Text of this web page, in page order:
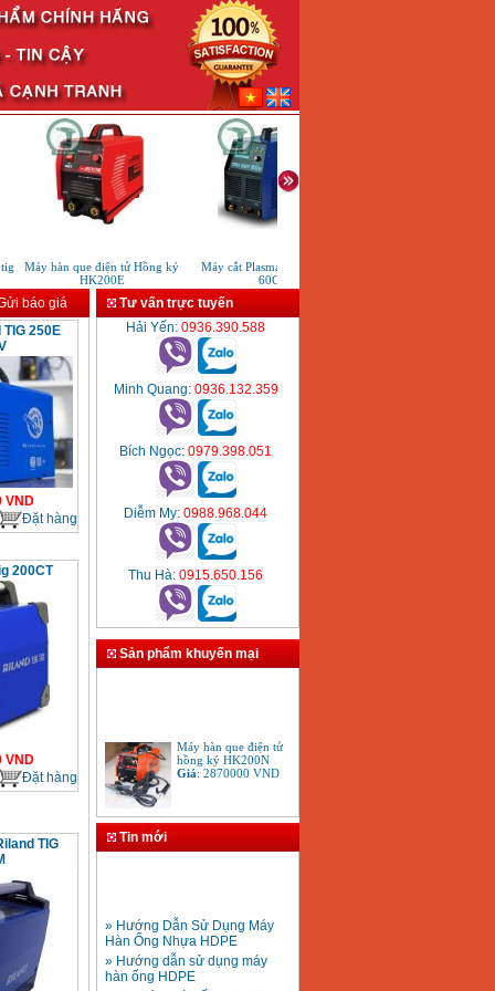
Máy hàn que điện tử Hồng ký
HK200E
Máy cắt Plasma Riland CUT
60CT
báo giá
250E
VND
Đặt hàng
200CT
VND
Đặt hàng
TIG
Tư vấn trực tuyến
Hải Yến: 0936.390.588
Minh Quang: 0936.132.359
Bích Ngọc: 0979.398.051
Diễm My: 0988.968.044
Thu Hà: 0915.650.156
Sản phẩm khuyến mại
hồng ký HK200N
Giá:2870000VND
Tin mới
» Hướng Dẫn Sử Dụng Máy
Hàn Ống Nhựa HDPE
» Hướng dẫn sử dụng máy
hàn ống HDPE
» Quy trình hàn ống HDPE